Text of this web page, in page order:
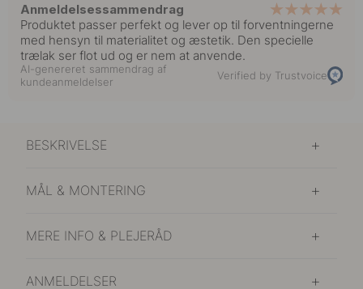
Anmeldelsessammendrag
Produktet passer perfekt og lever op til forventningerne
med hensyn til materialitet og æstetik. Den specielle
trælak ser flot ud og er nem at anvende.
AI-genereret sammendrag af
kundeanmeldelser
Verified by Trustvoice
BESKRIVELSE
MÅL & MONTERING
MERE INFO & PLEJERÅD
ANMELDELSER